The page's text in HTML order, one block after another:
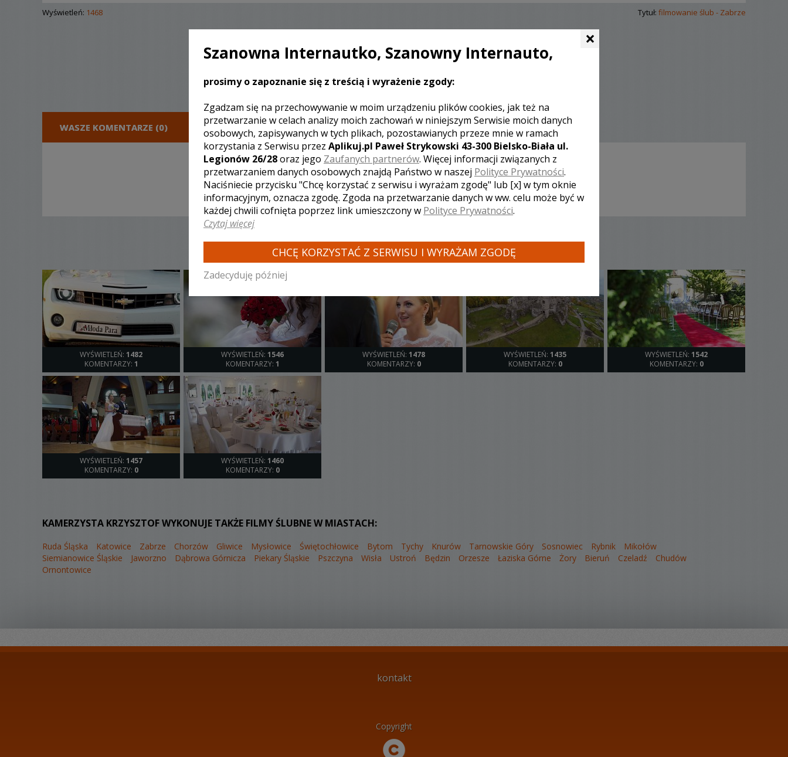
Wyświetleń: 1468 Tytuł: filmowanie ślub - Zabrze
SKONTAKTUJ SIĘ Z KAMERZYSTĄŚLUBNYM
WASZE KOMENTARZE (0) DODAJ KOMENTARZ
[ brak komentarzy ]
INNE LOSOWE FILMY TEGO KAMERZYSTY
WYŚWIETLEŃ: 1482
KOMENTARZY: 1
WYŚWIETLEŃ: 1546
KOMENTARZY: 1
WYŚWIETLEŃ: 1478
KOMENTARZY: 0
WYŚWIETLEŃ: 1435
KOMENTARZY: 0
WYŚWIETLEŃ: 1542
KOMENTARZY: 0
WYŚWIETLEŃ: 1457
KOMENTARZY: 0
WYŚWIETLEŃ: 1460
KOMENTARZY: 0
KAMERZYSTA KRZYSZTOF WYKONUJE TAKŻE FILMY ŚLUBNE W MIASTACH:
Ruda Śląska Katowice Zabrze Chorzów Gliwice Mysłowice Świętochłowice Bytom Tychy Knurów Tarnowskie Góry Sosnowiec Rybnik
Mikołów
Siemianowice Śląskie
Jaworzno Dąbrowa Górnicza Piekary Śląskie Pszczyna Wisła Ustroń Będzin Orzesze Łaziska Górne Żory Bieruń Czeladź
Chudów
Ornontowice
kontakt
Copyright
×
Szanowna Internautko, Szanowny Internauto,
prosimy o zapoznanie się z treścią i wyrażenie zgody:
Zgadzam się na przechowywanie w moim urządzeniu plików cookies, jak też na
przetwarzanie w celach analizy moich zachowań w niniejszym Serwisie moich danych
osobowych, zapisywanych w tych plikach, pozostawianych przeze mnie w ramach
korzystania z Serwisu przez Aplikuj.pl Paweł Strykowski 43-300 Bielsko-Biała ul.
Legionów 26/28oraz jego Zaufanych partnerów. Więcej informacji związanych z
przetwarzaniem danych osobowych znajdą Państwo w naszej Polityce Prywatności.
Naciśniecie przycisku "Chcę korzystać z serwisu i wyrażam zgodę" lub [x] w tym oknie
informacyjnym, oznacza zgodę. Zgoda na przetwarzanie danych w ww. celu może być w
każdej chwili cofnięta poprzez link umieszczony w Polityce Prywatności.
Czytaj więcej
CHCĘ KORZYSTAĆ Z SERWISU I WYRAŻAM ZGODĘ
Zadecyduję później